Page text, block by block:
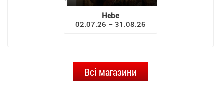
Hebe
02.07.26 – 31.08.26
Всі магазини